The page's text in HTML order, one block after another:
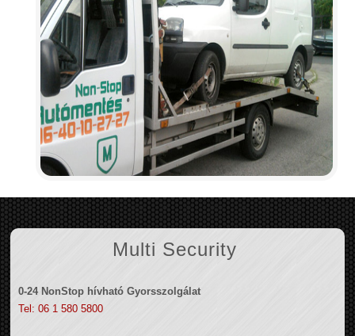
Multi Security
0-24 NonStop hívható Gyorsszolgálat
Tel: 06 1 580 5800